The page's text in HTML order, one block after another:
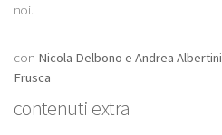
noi.
con Nicola Delbono e Andrea Albertini
Frusca
contenuti extra